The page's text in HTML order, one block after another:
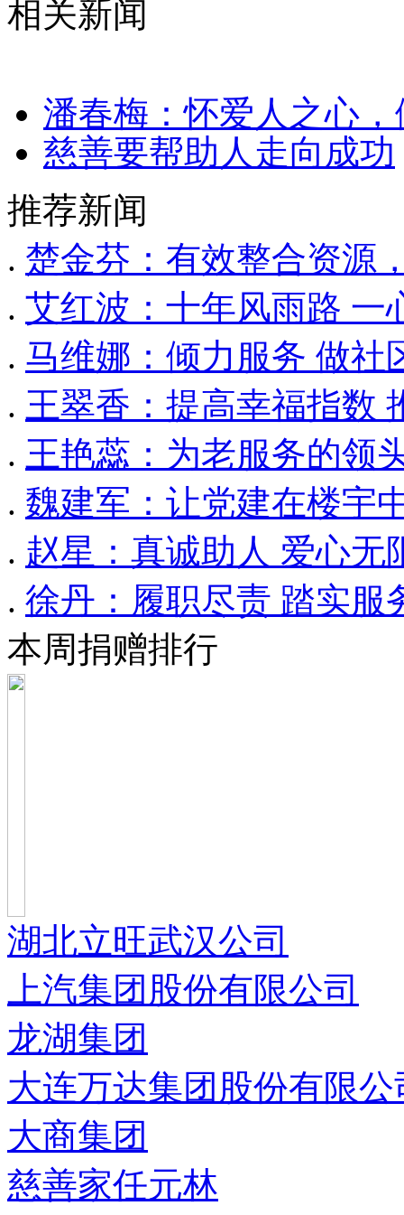
相关新闻
潘春梅：怀爱人之心
慈善要帮助人走向成功
推荐新闻
. 楚金芬：有效整合资源
. 艾红波：十年风雨路 一
. 马维娜：倾力服务 做社
. 王翠香：提高幸福指数
. 王艳蕊：为老服务的领
. 魏建军：让党建在楼宇
. 赵星：真诚助人 爱心无
. 徐丹：履职尽责 踏实服
本周捐赠排行
湖北立旺武汉公司
上汽集团股份有限公司
龙湖集团
大连万达集团股份有限公
大商集团
慈善家任元林